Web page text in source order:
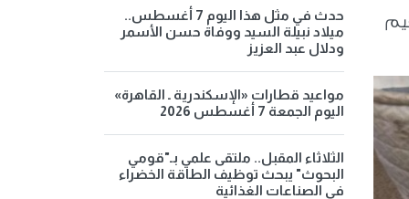
حدث في مثل هذا اليوم 7 أغسطس..
ميلاد نبيلة السيد ووفاة حسن الأسمر
ودلال عبد العزيز
مواعيد قطارات «الإسكندرية ـ القاهرة»
اليوم الجمعة 7 أغسطس 2026
الثلاثاء المقبل.. ملتقى علمي بـ"قومي
البحوث" يبحث توظيف الطاقة الخضراء
في الصناعات الغذائية